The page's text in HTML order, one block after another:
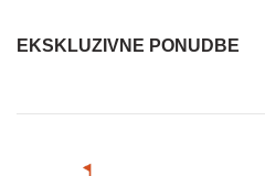
EKSKLUZIVNE PONUDBE